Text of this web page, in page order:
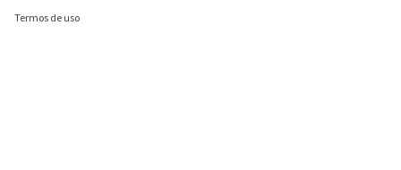
Termos de uso